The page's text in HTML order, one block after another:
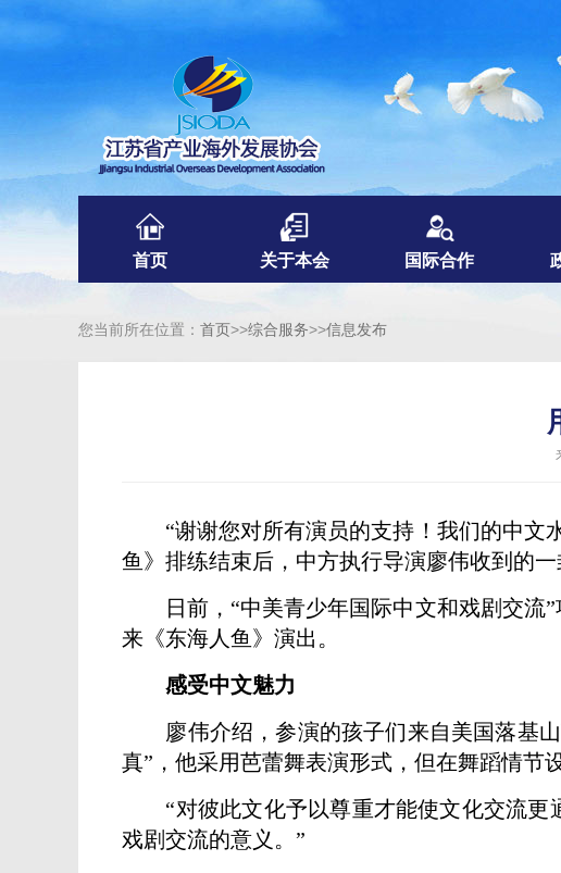
首页 关于本会 国际合作
您当前所在位置： 首页>>综合服务>>信息发布
“谢谢您对所有演员的支持！我们的中文
鱼》排练结束后，中方执行导演廖伟收到的一
日前，“中美青少年国际中文和戏剧交流”
来《东海人鱼》演出。
感受中文魅力
廖伟介绍，参演的孩子们来自美国落基山
真”，他采用芭蕾舞表演形式，但在舞蹈情节
“对彼此文化予以尊重才能使文化交流更
戏剧交流的意义。”